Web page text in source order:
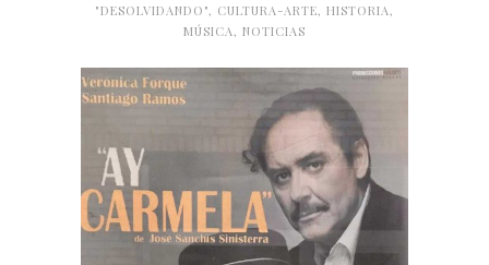
"DESOLVIDANDO", CULTURA-ARTE, HISTORIA ,
MÚSICA , NOTICIAS